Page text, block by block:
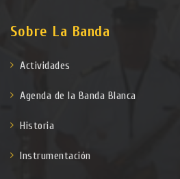
Sobre La Banda
Actividades
Agenda de la Banda Blanca
Historia
Instrumentación